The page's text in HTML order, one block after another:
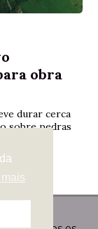
mais
obra
durar cerca
sobre pedras